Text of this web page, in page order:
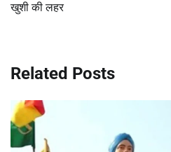
खुशी की लहर
Related Posts